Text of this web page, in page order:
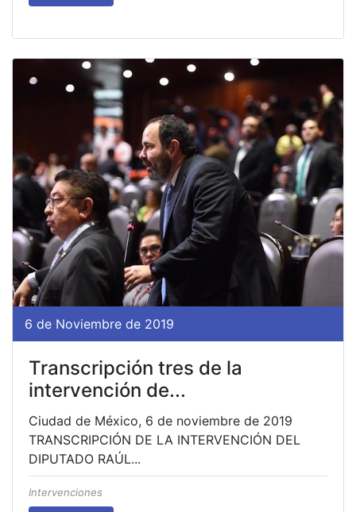
6 de Noviembre de 2019
Transcripción tres de la
intervención de...
Ciudad de México, 6 de noviembre de 2019
TRANSCRIPCIÓN DE LA INTERVENCIÓN DEL
DIPUTADO RAÚL...
Intervenciones